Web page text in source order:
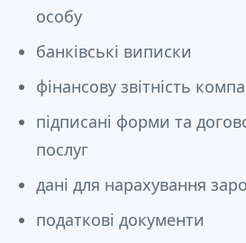
особу
банківські виписки
фінансову звітність
підписані форми та
послуг
дані для нарахування
податкові документи